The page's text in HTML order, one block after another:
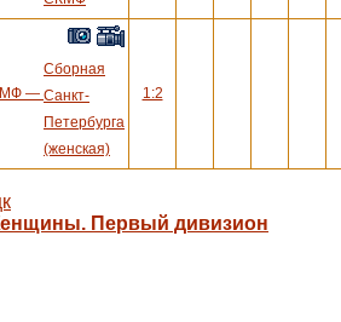
—
Сборная
Санкт-
Петербурга
(женская)
1:2
Первый дивизион